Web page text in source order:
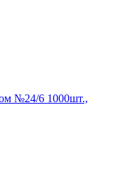
№24/6 1000шт.,